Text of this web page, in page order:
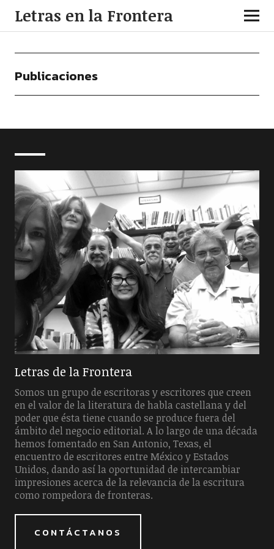
Letras en la Frontera
Publicaciones
Letras de la Frontera
Somos un grupo de escritoras y escritores que creen
en el valor de la literatura de habla castellana y del
poder que ésta tiene cuando se produce fuera del
ámbito del negocio editorial. A lo largo de una década
hemos fomentado en San Antonio, Texas, el
encuentro de escritores entre México y Estados
Unidos, dando así la oportunidad de intercambiar
impresiones acerca de la relevancia de la escritura
como rompedora de fronteras.
CONTÁCTANOS